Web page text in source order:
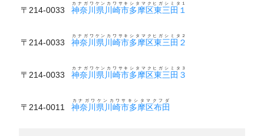
〒214-0033 神奈川県川崎市多摩区東三田１
カナガワケンカワサキシタマクヒガシミタ１
〒214-0033 神奈川県川崎市多摩区東三田２
カナガワケンカワサキシタマクヒガシミタ２
〒214-0033 神奈川県川崎市多摩区東三田３
カナガワケンカワサキシタマクヒガシミタ３
〒214-0011 神奈川県川崎市多摩区布田
カナガワケンカワサキシタマクフダ